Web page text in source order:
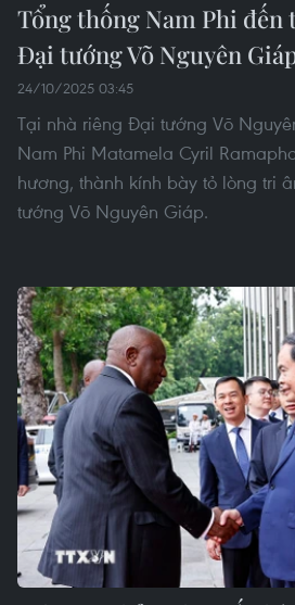
Tổng thống Nam Phi đến
Đại tướng Võ Nguyên
24/10/2025 03:45
Tại nhà riêng Đại tướng Võ
Nam Phi Matamela Cyril
hương, thành kính bày tỏ lòng tri
tướng Võ Nguyên Giáp.